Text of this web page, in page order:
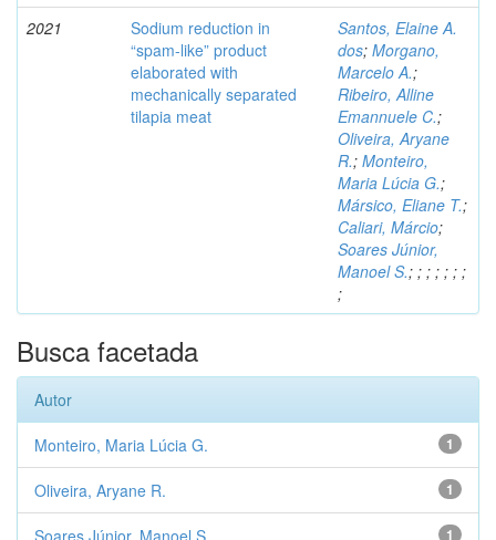
2021
Sodium reduction in
“spam-like” product
elaborated with
mechanically separated
tilapia meat
Santos, Elaine A.
dos; Morgano,
Marcelo A.;
Ribeiro, Alline
Emannuele C.;
Oliveira, Aryane
R.; Monteiro,
Maria Lúcia G.;
Mársico, Eliane T.;
Caliari, Márcio;
Soares Júnior,
Manoel S.; ; ; ; ; ; ;
;
Busca facetada
Autor
1
Monteiro, Maria Lúcia G.
1
Oliveira, Aryane R.
1